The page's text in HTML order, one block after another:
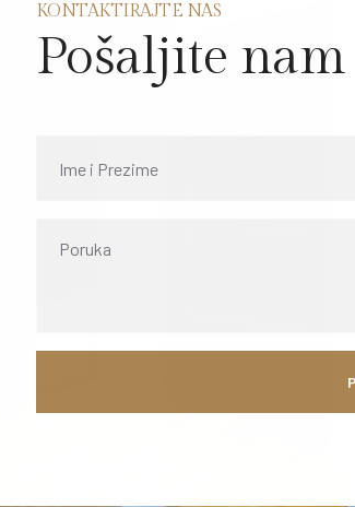
KONTAKTIRAJTE NAS
Pošaljite